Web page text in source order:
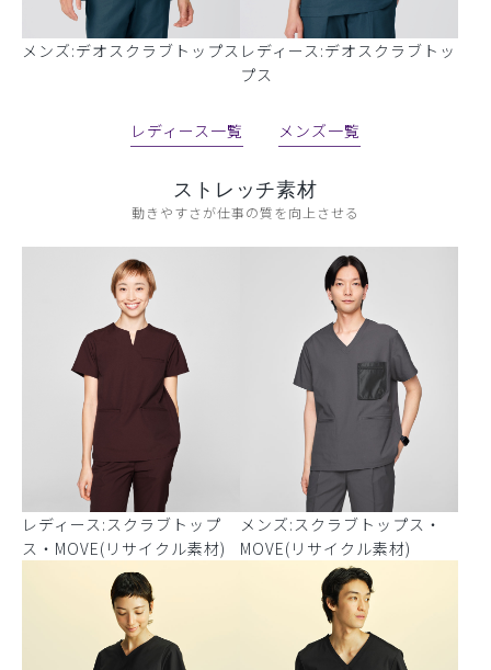
メンズ:デオスクラブトップス レディース:デオスクラブトッ
プス
レディース一覧 メンズ一覧
ストレッチ素材
動きやすさが仕事の質を向上させる
レディース:スクラブトップ
ス・MOVE(リサイクル素材)
メンズ:スクラブトップス・
MOVE(リサイクル素材)